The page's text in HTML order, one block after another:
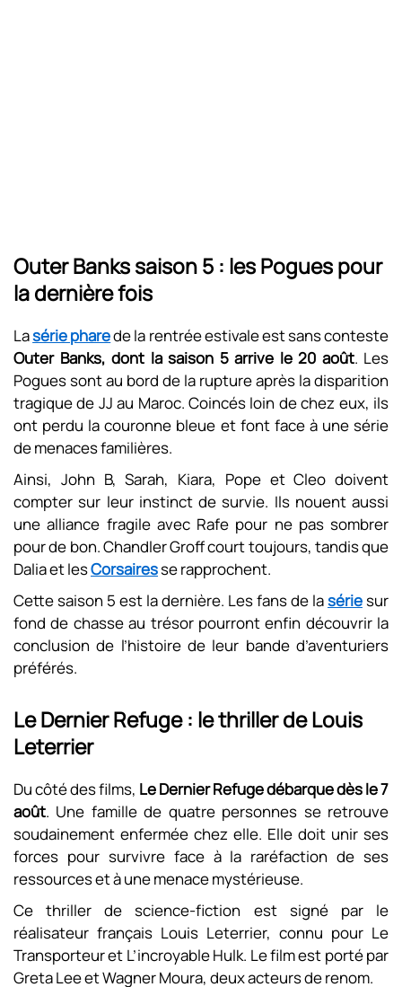
Outer Banks saison 5 : les Pogues pour
la dernière fois
Lasérie pharede la rentrée estivale est sans conteste
Outer Banks, dont la saison 5 arrive le 20 août. Les
Pogues sont au bord de la rupture après la disparition
tragique de JJ au Maroc. Coincés loin de chez eux, ils
ont perdu la couronne bleue et font face à une série
de menaces familières.
Ainsi, John B, Sarah, Kiara, Pope et Cleo doivent
compter sur leur instinct de survie. Ils nouent aussi
une alliance fragile avec Rafe pour ne pas sombrer
pour de bon. Chandler Groff court toujours, tandis que
Dalia et lesCorsairesse rapprochent.
Cette saison 5 est la dernière. Les fans de lasériesur
fond de chasse au trésor pourront enfin découvrir la
conclusion de l’histoire de leur bande d’aventuriers
préférés.
Le Dernier Refuge : le thriller de Louis
Leterrier
Du côté des films, Le Dernier Refuge débarque dès le 7
août. Une famille de quatre personnes se retrouve
soudainement enfermée chez elle. Elle doit unir ses
forces pour survivre face à la raréfaction de ses
ressources et à une menace mystérieuse.
Ce thriller de science-fiction est signé par le
réalisateur français Louis Leterrier, connu pour Le
Transporteur et L’incroyable Hulk. Le film est porté par
Greta Lee et Wagner Moura, deux acteurs de renom.